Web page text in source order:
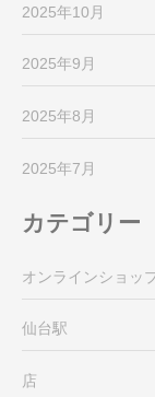
2025年10月
2025年9月
2025年8月
2025年7月
カテゴリー
オンラインショッ
仙台駅
店